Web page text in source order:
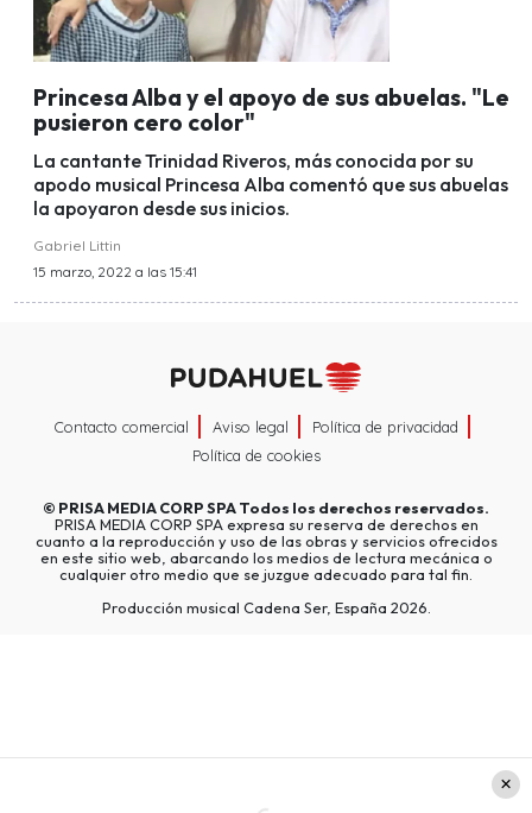
Princesa Alba y el apoyo de sus abuelas. "Le
pusieron cero color"
La cantante Trinidad Riveros, más conocida por su
apodo musical Princesa Alba comentó que sus abuelas
la apoyaron desde sus inicios.
Gabriel Littin
15 marzo, 2022 a las 15:41
Contacto comercial Aviso legal
Política de privacidad
Política de cookies
© PRISA MEDIA CORP SPATodos los derechos reservados.
PRISA MEDIA CORP SPA expresa su reserva de derechos en
cuanto a la reproducción y uso de las obras y servicios ofrecidos
en este sitio web, abarcando los medios de lectura mecánica o
cualquier otro medio que se juzgue adecuado para tal fin.
Producción musical Cadena Ser, España 2026.